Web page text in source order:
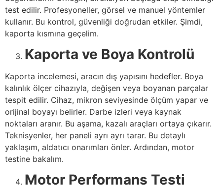
test edilir. Profesyoneller, görsel ve manuel yöntemler
kullanır. Bu kontrol, güvenliği doğrudan etkiler. Şimdi,
kaporta kısmına geçelim.
Kaporta ve Boya Kontrolü
Kaporta incelemesi, aracın dış yapısını hedefler. Boya
kalınlık ölçer cihazıyla, değişen veya boyanan parçalar
tespit edilir. Cihaz, mikron seviyesinde ölçüm yapar ve
orijinal boyayı belirler. Darbe izleri veya kaynak
noktaları aranır. Bu aşama, kazalı araçları ortaya çıkarır.
Teknisyenler, her paneli ayrı ayrı tarar. Bu detaylı
yaklaşım, aldatıcı onarımları önler. Ardından, motor
testine bakalım.
Motor Performans Testi